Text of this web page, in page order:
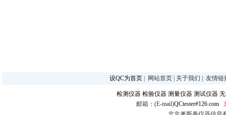
设QC为首页 网站首页 关于我们 友情链
检测仪器 检验仪器 测量仪器 测试仪器
邮箱：(E-mail)QCtester#126.com